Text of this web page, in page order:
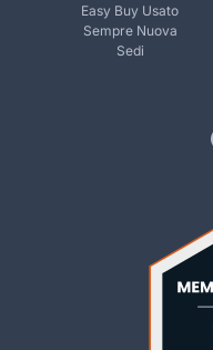
Easy Buy Usato
Sempre Nuova
Sedi